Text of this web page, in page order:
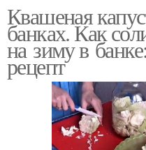
Квашеная
банках. Как
на зиму в
рецепт